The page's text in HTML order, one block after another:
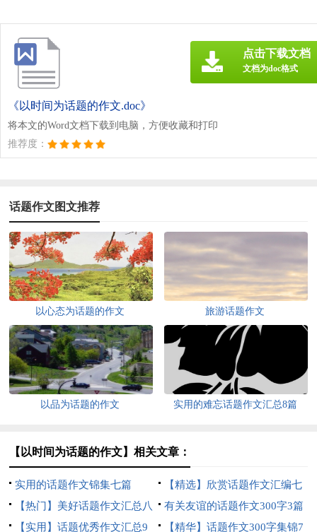
《以时间为话题的作文.doc》
将本文的Word文档下载到电脑，方便收藏和打印
推荐度：
点击下载文档
文档为doc格式
话题作文图文推荐
以心态为话题的作文 旅游话题作文
以品为话题的作文 实用的难忘话题作文汇总8篇
【以时间为话题的作文】相关文章：
实用的话题作文锦集七篇
【精选】欣赏话题作文汇编七
篇
【热门】美好话题作文汇总八
篇
有关友谊的话题作文300字3篇
【实用】话题优秀作文汇总9
【精华】话题作文300字集锦7